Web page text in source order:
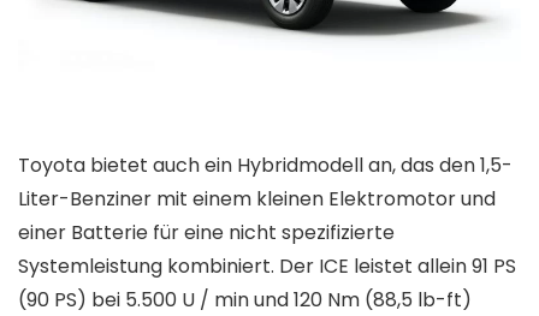
Toyota bietet auch ein Hybridmodell an, das den 1,5-
Liter-Benziner mit einem kleinen Elektromotor und
einer Batterie für eine nicht spezifizierte
Systemleistung kombiniert. Der ICE leistet allein 91 PS
(90 PS) bei 5.500 U / min und 120 Nm (88,5 lb-ft)